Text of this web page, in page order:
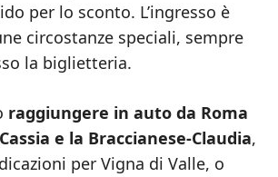
per lo sconto. L’ingresso è
circostanze speciali, sempre
la biglietteria.
raggiungere in auto da Roma
e la Braccianese-Claudia,
per Vigna di Valle, o